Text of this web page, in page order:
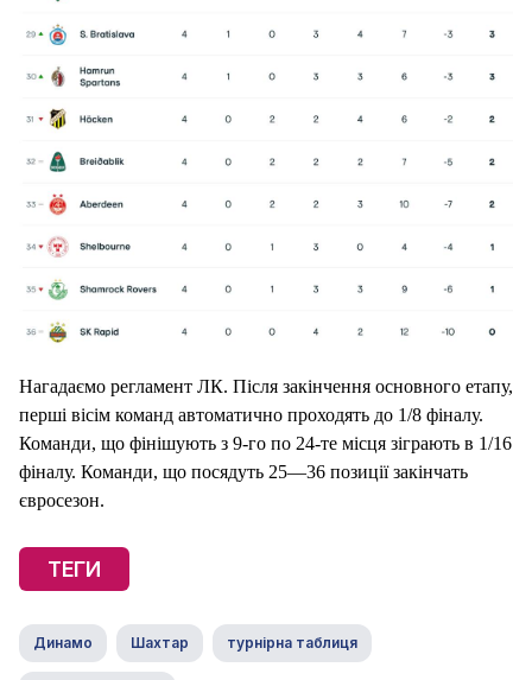
Нагадаємо регламент ЛК. Після закінчення основного етапу,
перші вісім команд автоматично проходять до 1/8 фіналу.
Команди, що фінішують з 9-го по 24-те місця зіграють в 1/16
фіналу. Команди, що посядуть 25—36 позиції закінчать
євросезон.
ТЕГИ
Динамо Шахтар турнірна таблиця